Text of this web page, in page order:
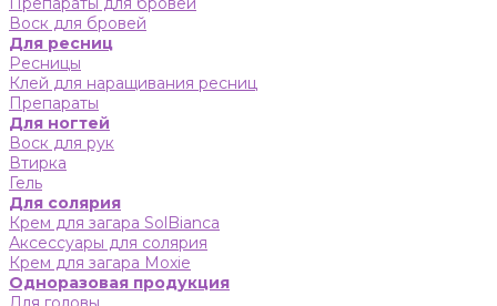
Воск для бровей
Для ресниц
Ресницы
Клей для наращивания ресниц
Препараты
Для ногтей
Воск для рук
Втирка
Гель
Для солярия
Крем для загара SolBianca
Аксессуары для солярия
Крем для загара Moxie
Одноразовая продукция